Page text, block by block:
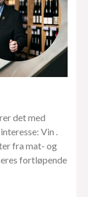
det med
Vin .
fra mat- og
fortløpende